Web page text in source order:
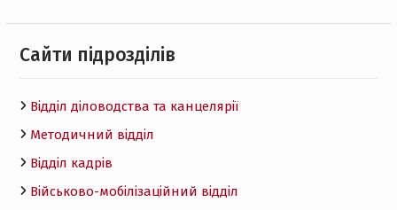
Cайти підрозділів
Відділ діловодства та канцелярії
Методичний відділ
Відділ кадрів
Військово-мобілізаційний відділ